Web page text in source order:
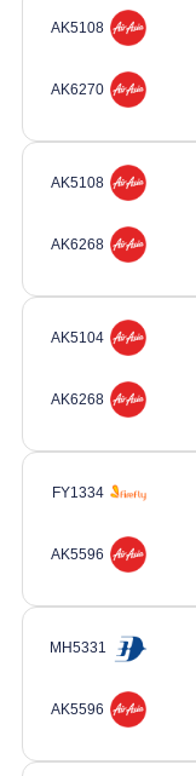
AK5108
AK6270
AK5108
AK6268
AK5104
AK6268
FY1334
AK5596
MH5331
AK5596